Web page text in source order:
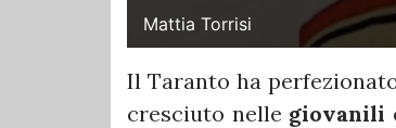
Mattia Torrisi
Il Taranto ha
cresciuto nelle giovanili